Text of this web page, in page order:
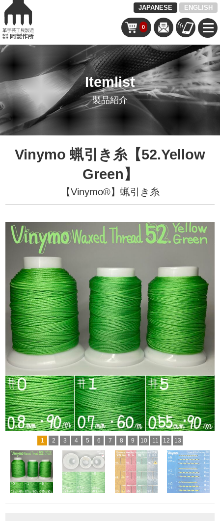
JAPANESE ENGLISH
0
Itemlist
製品紹介
Vinymo 蝋引き糸【52.Yellow
Green】
【Vinymo®︎】蝋引き糸
1 2 3 4 5 6 7 8 9 10 11 12 13